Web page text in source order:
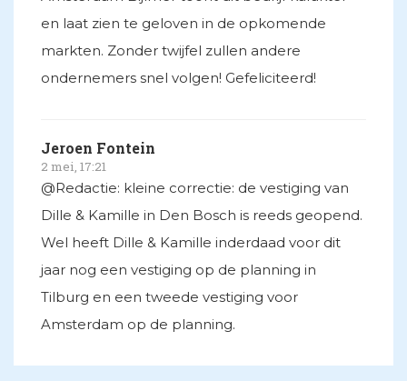
en laat zien te geloven in de opkomende
markten. Zonder twijfel zullen andere
ondernemers snel volgen! Gefeliciteerd!
Jeroen Fontein
2 mei, 17:21
@Redactie: kleine correctie: de vestiging van
Dille & Kamille in Den Bosch is reeds geopend.
Wel heeft Dille & Kamille inderdaad voor dit
jaar nog een vestiging op de planning in
Tilburg en een tweede vestiging voor
Amsterdam op de planning.